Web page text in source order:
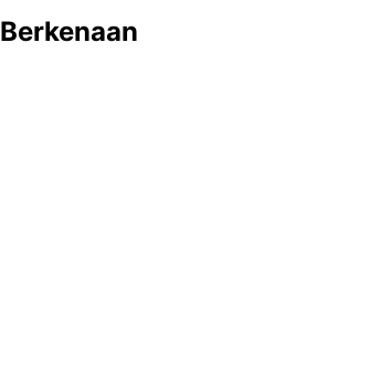
navigation
Berkenaan